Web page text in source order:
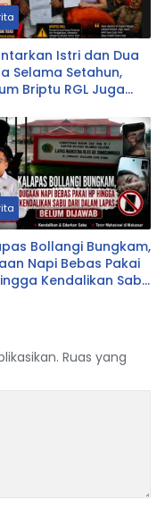
Istri dan Dua
Selama Setahun,
Briptu RGL Juga
Mertua
Bollangi Bungkam,
Napi Bebas Pakai
Kendalikan Sabu
Ruas yang